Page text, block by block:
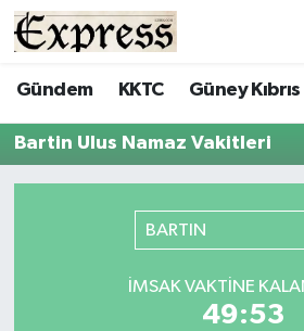
Gündem KKTC Güney Kıbrıs
Bartin Ulus Namaz Vakitleri
BARTIN
İMSAK VAKTINE
49:53
ALAYKÖY
ALSANCAK
ÇATALKÖY
Hava Durumu
Trafik Durumu
Tüm Manşetler
Son Dakika Haberleri